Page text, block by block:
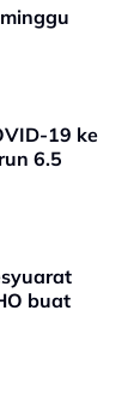
19 ke
6.5
buat